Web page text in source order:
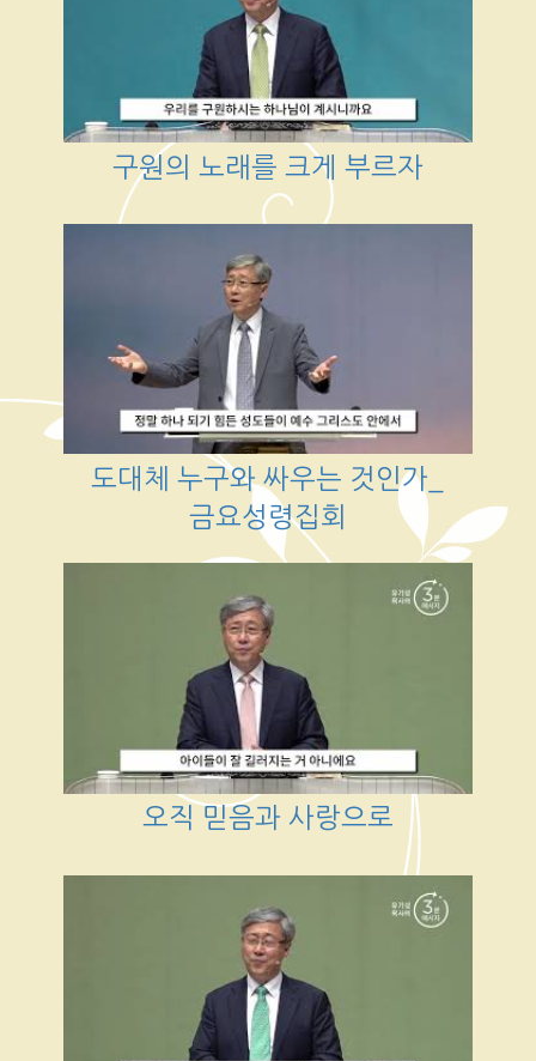
구원의 노래를 크게 부르자
도대체 누구와 싸우는 것인가_
금요성령집회
오직 믿음과 사랑으로